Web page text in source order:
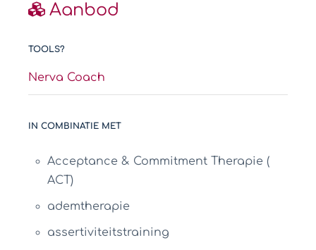
Aanbod
TOOLS?
Nerva Coach
IN COMBINATIE MET
Acceptance & Commitment Therapie (
ACT)
ademtherapie
assertiviteitstraining